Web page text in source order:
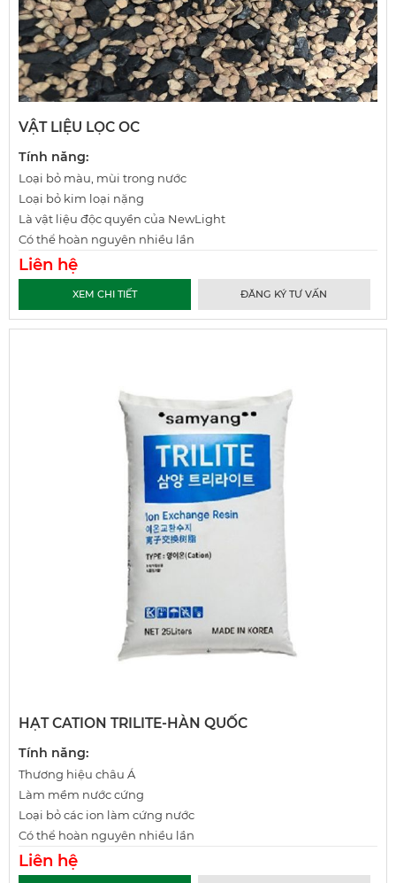
VẬT LIỆU LỌC OC
Tính năng:
Loại bỏ màu, mùi trong nước
Loại bỏ kim loại nặng
Là vật liệu độc quyền của NewLight
Có thể hoàn nguyên nhiều lần
Liên hệ
XEM CHI TIẾT ĐĂNG KÝ TƯ VẤN
HẠT CATION TRILITE-HÀN QUỐC
Tính năng:
Thương hiệu châu Á
Làm mềm nước cứng
Loại bỏ các ion làm cứng nước
Có thể hoàn nguyên nhiều lần
Liên hệ